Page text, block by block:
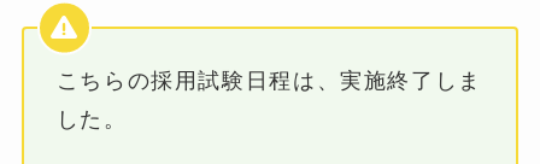
こちらの採用試験日程は、実施終了しま
した。